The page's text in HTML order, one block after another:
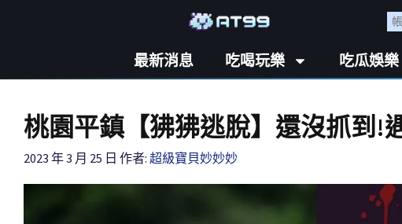
最新消息 吃喝玩樂 吃瓜娛樂
桃園平鎮【狒狒逃脫】還沒抓到!
2023 年 3 月 25 日 作者: 超級寶貝妙妙妙